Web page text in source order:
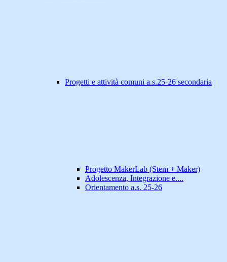
Progetti e attività comuni a.s.25-26 secondaria
Progetto MakerLab (Stem + Maker)
Adolescenza, Integrazione e....
Orientamento a.s. 25-26